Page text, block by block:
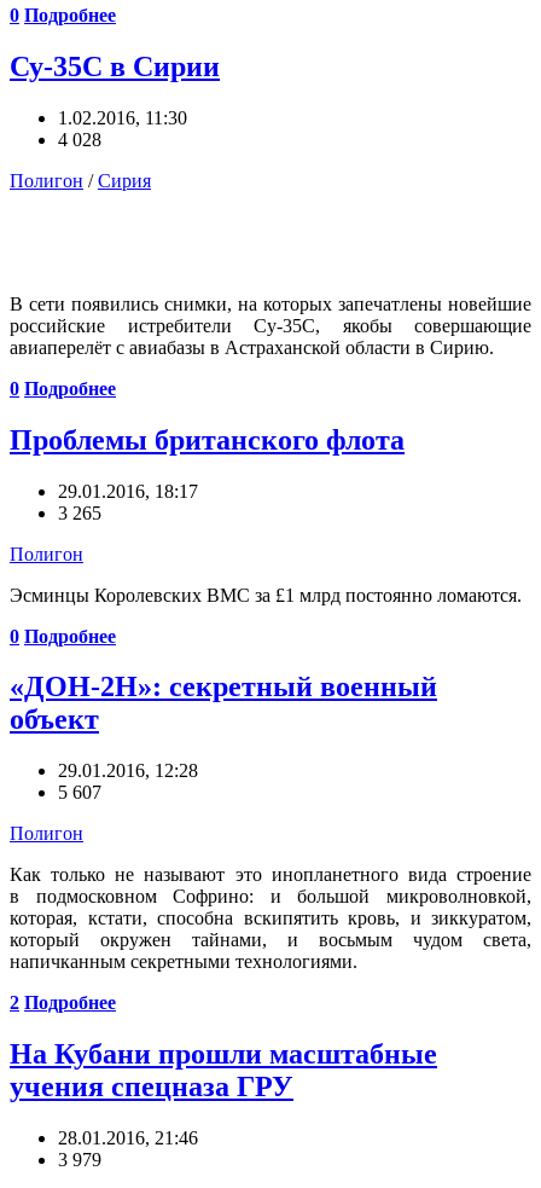
0 Подробнее
Су-35С в Сирии
1.02.2016, 11:30
4 028
Полигон /Сирия
В сети появились снимки, на которых запечатлены новейшие
российские истребители Су-35С, якобы совершающие
авиаперелёт с авиабазы в Астраханской области в Сирию.
0 Подробнее
Проблемы британского флота
29.01.2016, 18:17
3 265
Полигон
Эсминцы Королевских ВМС за £1 млрд постоянно ломаются.
0 Подробнее
«ДОН-2Н»: секретный военный
объект
29.01.2016, 12:28
5 607
Полигон
Как только не называют это инопланетного вида строение
в подмосковном Софрино: и большой микроволновкой,
которая, кстати, способна вскипятить кровь, и зиккуратом,
который окружен тайнами, и восьмым чудом света,
напичканным секретными технологиями.
2 Подробнее
На Кубани прошли масштабные
учения спецназа ГРУ
28.01.2016, 21:46
3 979